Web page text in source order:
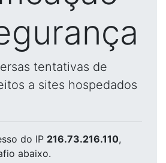
tentativas de
a sites hospedados
do IP 216.73.216.110,
abaixo.